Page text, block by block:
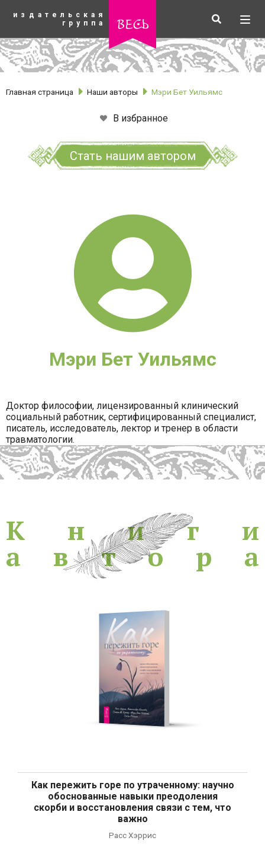
основному
издательская
группа
весь Искать
Главная страница Наши авторы Мэри Бет Уильямс
В избранное
Стать нашим автором
Мэри Бет Уильямс
Доктор философии, лицензированный клинический
социальный работник, сертифицированный специалист,
писатель, исследователь, лектор и тренер в области
травматологии.
Книги
К н и г и
а в т о р а
Как пережить горе по утраченному: научно
обоснованные навыки преодоления
скорби и восстановления связи с тем, что
важно
Расс Хэррис